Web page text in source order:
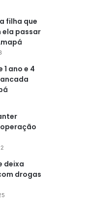
filha que
ela passar
1 ano e 4
deixa
drogas